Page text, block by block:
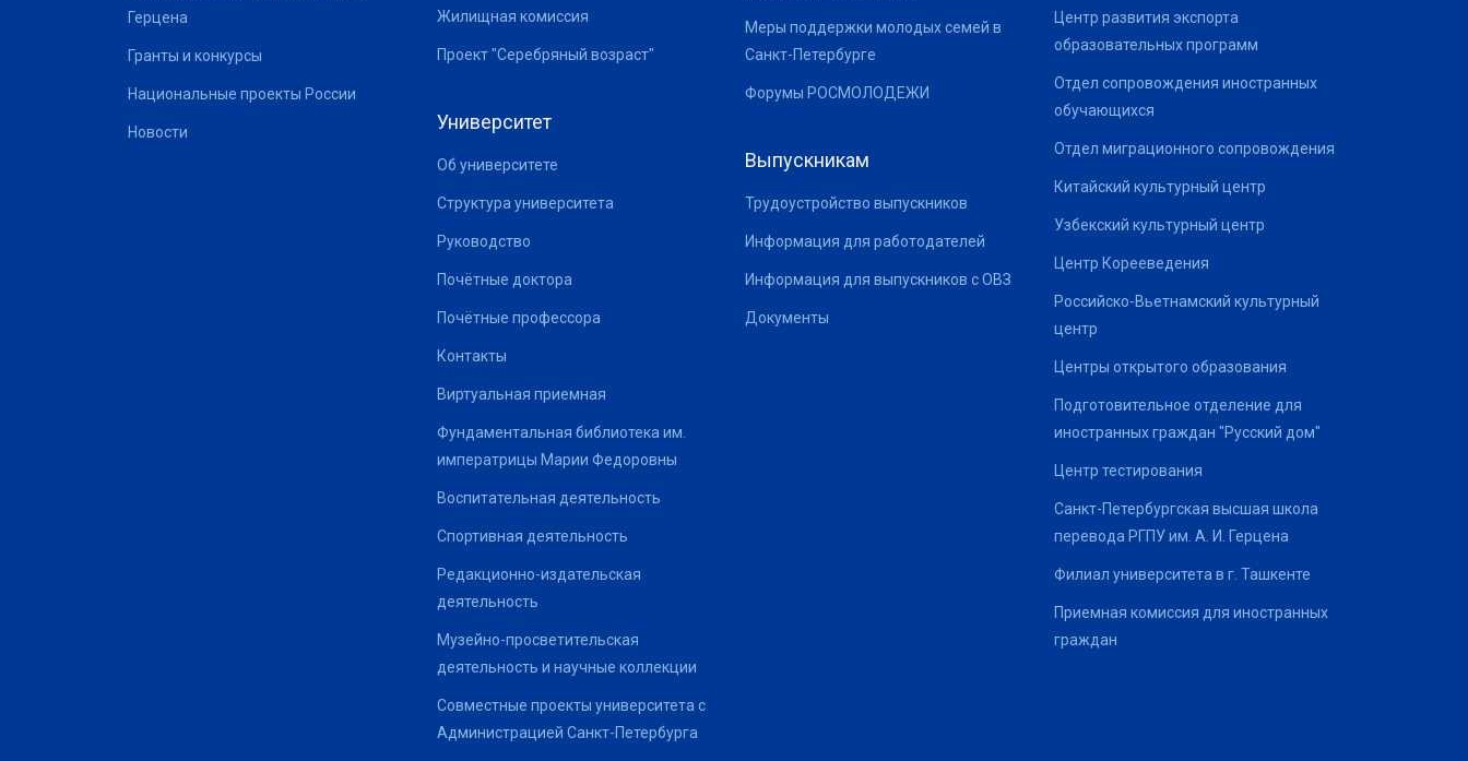
Герцена
Гранты и конкурсы
Национальные проекты России
Новости
Жилищная комиссия
Проект "Серебряный возраст"
Университет
Об университете
Структура университета
Руководство
Почётные доктора
Почётные профессора
Контакты
Виртуальная приемная
Фундаментальная библиотека им.
императрицы Марии Федоровны
Воспитательная деятельность
Спортивная деятельность
Редакционно-издательская
деятельность
Музейно-просветительская
деятельность и научные коллекции
Совместные проекты университета с
Администрацией Санкт-Петербурга
Меры поддержки молодых семей в
Санкт-Петербурге
Форумы РОСМОЛОДЕЖИ
Выпускникам
Трудоустройство выпускников
Информация для работодателей
Информация для выпускников с ОВЗ
Документы
Центр развития экспорта
образовательных программ
Отдел сопровождения иностранных
обучающихся
Отдел миграционного сопровождения
Китайский культурный центр
Узбекский культурный центр
Центр Корееведения
Российско-Вьетнамский культурный
центр
Центры открытого образования
Подготовительное отделение для
иностранных граждан "Русский дом"
Центр тестирования
Санкт-Петербургская высшая школа
перевода РГПУ им. А. И. Герцена
Филиал университета в г. Ташкенте
Приемная комиссия для иностранных
граждан